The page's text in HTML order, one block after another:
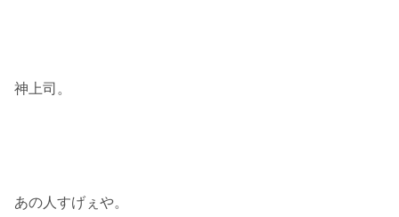
神上司。
あの人すげぇや。